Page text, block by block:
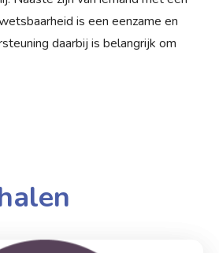
is een eenzame en
daarbij is belangrijk om